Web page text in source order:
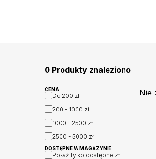
0 Produkty znaleziono
CENA
Do 200 zł
200 - 1000 zł
1000 - 2500 zł
2500 - 5000 zł
DOSTĘPNE W MAGAZYNIE
Pokaż tylko dostępne zł
Nie